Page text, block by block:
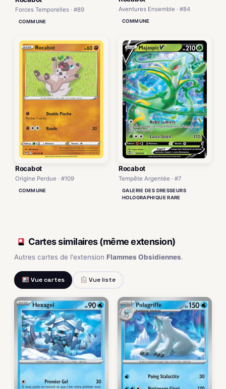
Forces Temporelles · #89
COMMUNE
Aventures Ensemble · #84
COMMUNE
Rocabot
Origine Perdue · #109
COMMUNE
Rocabot
Tempête Argentée · #7
GALERIE DES DRESSEURS
HOLOGRAPHIQUE RARE
Cartes similaires (même extension)
Autres cartes de l'extension Flammes Obsidiennes.
Vue cartes Vue liste